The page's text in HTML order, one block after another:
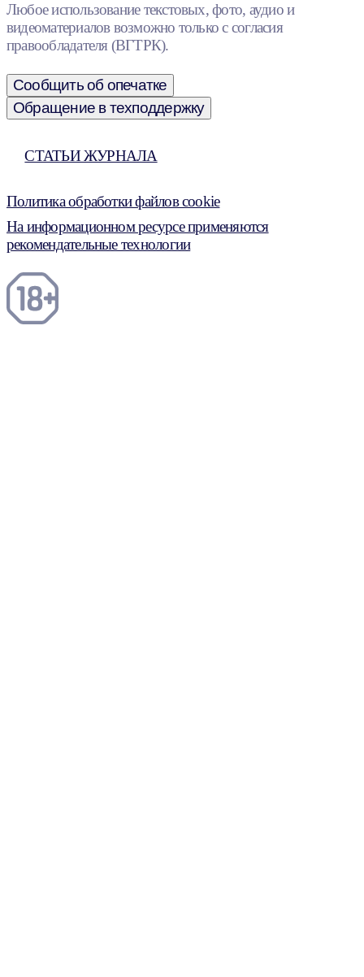
Любое использование текстовых, фото, аудио и
видеоматериалов возможно только с согласия
правообладателя (ВГТРК).
Сообщить об опечатке
Обращение в техподдержку
СТАТЬИ ЖУРНАЛА
Политика обработки файлов cookie
На информационном ресурсе применяются
рекомендательные технологии